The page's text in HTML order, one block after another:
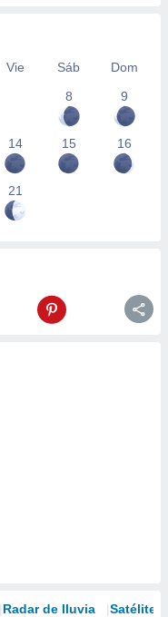
Vie Sáb
Dom
8
9
14 15 16
21
Radar de lluvia Satélites